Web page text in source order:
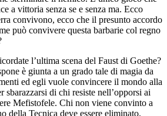
a vittoria senza se e senza ma. Ecco
convivono, ecco che il presunto accordo
può convivere questa barbarie col regno
l’ultima scena del Faust di Goethe?
è giunta a un grado tale di magia da
ed egli vuole convincere il mondo alla
sbarazzarsi di chi resiste nell’opporsi ai
Mefistofele. Chi non viene convinto a
della Tecnica deve essere eliminato.